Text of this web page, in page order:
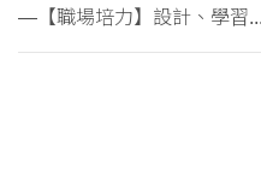
—【職場培力】設計、學習